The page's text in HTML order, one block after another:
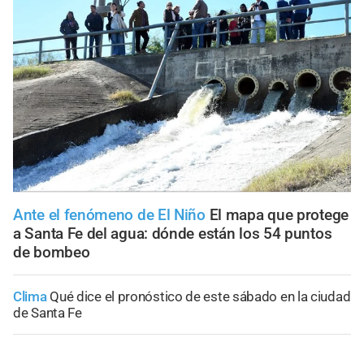
Ante el fenómeno de El Niño El mapa que protege
a Santa Fe del agua: dónde están los 54 puntos
de bombeo
Clima Qué dice el pronóstico de este sábado en la ciudad
de Santa Fe